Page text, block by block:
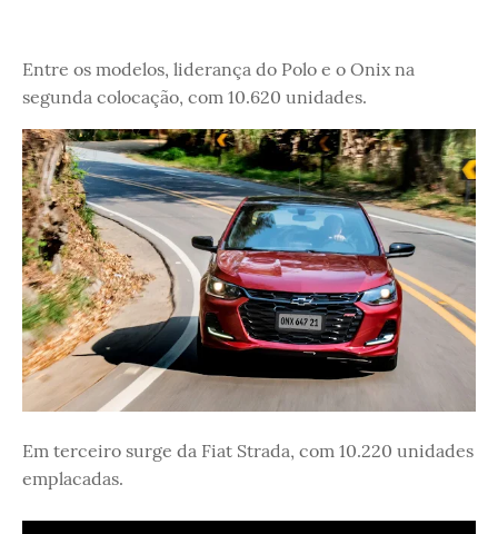
Entre os modelos, liderança do Polo e o Onix na
segunda colocação, com 10.620 unidades.
Em terceiro surge da Fiat Strada, com 10.220 unidades
emplacadas.